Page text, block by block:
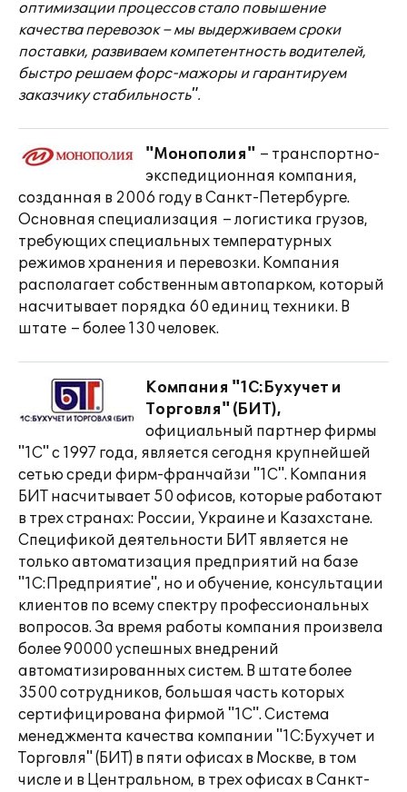
оптимизации процессов стало повышение
качества перевозок – мы выдерживаем сроки
поставки, развиваем компетентность водителей,
быстро решаем форс-мажоры и гарантируем
заказчику стабильность".
"Монополия" – транспортно-
экспедиционная компания,
созданная в 2006 году в Санкт-Петербурге.
Основная специализация – логистика грузов,
требующих специальных температурных
режимов хранения и перевозки. Компания
располагает собственным автопарком, который
насчитывает порядка 60 единиц техники. В
штате – более 130 человек.
Компания "1С:Бухучет и
Торговля" (БИТ),
официальный партнер фирмы
"1С" с 1997 года, является сегодня крупнейшей
сетью среди фирм-франчайзи "1С". Компания
БИТ насчитывает 50 офисов, которые работают
в трех странах: России, Украине и Казахстане.
Спецификой деятельности БИТ является не
только автоматизация предприятий на базе
"1С:Предприятие", но и обучение, консультации
клиентов по всему спектру профессиональных
вопросов. За время работы компания произвела
более 90000 успешных внедрений
автоматизированных систем. В штате более
3500 сотрудников, большая часть которых
сертифицирована фирмой "1С". Система
менеджмента качества компании "1С:Бухучет и
Торговля" (БИТ) в пяти офисах в Москве, в том
числе и в Центральном, в трех офисах в Санкт-